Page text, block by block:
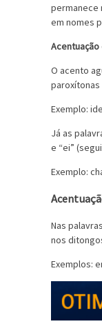
permanece
em nomes
Acentuação
O acento
paroxítonas
Exemplo:
Já as
e “ei”
Exemplo:
Nas
nos
Exemplos: